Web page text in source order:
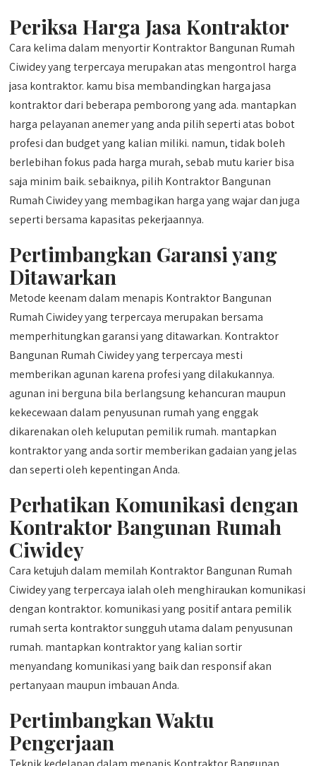
Periksa Harga Jasa Kontraktor
Cara kelima dalam menyortir Kontraktor Bangunan Rumah
Ciwidey yang terpercaya merupakan atas mengontrol harga
jasa kontraktor. kamu bisa membandingkan harga jasa
kontraktor dari beberapa pemborong yang ada. mantapkan
harga pelayanan anemer yang anda pilih seperti atas bobot
profesi dan budget yang kalian miliki. namun, tidak boleh
berlebihan fokus pada harga murah, sebab mutu karier bisa
saja minim baik. sebaiknya, pilih Kontraktor Bangunan
Rumah Ciwidey yang membagikan harga yang wajar dan juga
seperti bersama kapasitas pekerjaannya.
Pertimbangkan Garansi yang
Ditawarkan
Metode keenam dalam menapis Kontraktor Bangunan
Rumah Ciwidey yang terpercaya merupakan bersama
memperhitungkan garansi yang ditawarkan. Kontraktor
Bangunan Rumah Ciwidey yang terpercaya mesti
memberikan agunan karena profesi yang dilakukannya.
agunan ini berguna bila berlangsung kehancuran maupun
kekecewaan dalam penyusunan rumah yang enggak
dikarenakan oleh keluputan pemilik rumah. mantapkan
kontraktor yang anda sortir memberikan gadaian yang jelas
dan seperti oleh kepentingan Anda.
Perhatikan Komunikasi dengan
Kontraktor Bangunan Rumah
Ciwidey
Cara ketujuh dalam memilah Kontraktor Bangunan Rumah
Ciwidey yang terpercaya ialah oleh menghiraukan komunikasi
dengan kontraktor. komunikasi yang positif antara pemilik
rumah serta kontraktor sungguh utama dalam penyusunan
rumah. mantapkan kontraktor yang kalian sortir
menyandang komunikasi yang baik dan responsif akan
pertanyaan maupun imbauan Anda.
Pertimbangkan Waktu
Pengerjaan